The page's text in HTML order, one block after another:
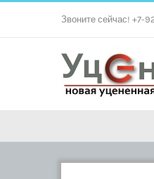
Звоните сейчас! +7-